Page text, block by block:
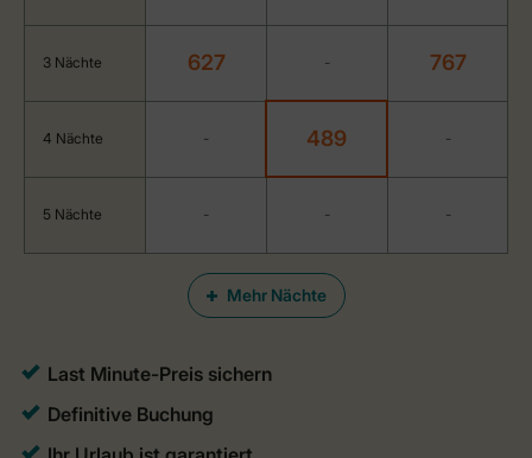
Mehr Nächte
3 Nächte 627 - 767
4 Nächte - 489 -
5 Nächte - - -